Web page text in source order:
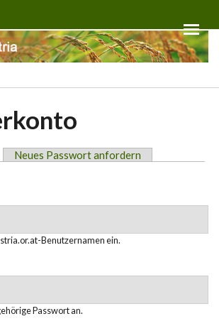
Reiter)
Neues Passwort anfordern
Benutzernamen ein.
Passwort an.